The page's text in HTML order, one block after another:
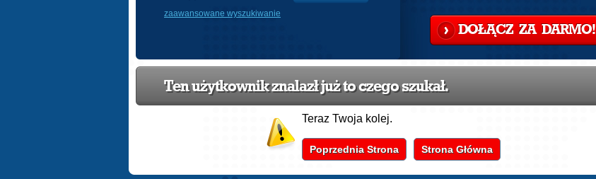
zaawansowane wyszukiwanie
DOŁĄCZ ZA DARMO!
Ten użytkownik znalazł już to czego szukał.
Teraz Twoja kolej.
Poprzednia Strona Strona Główna